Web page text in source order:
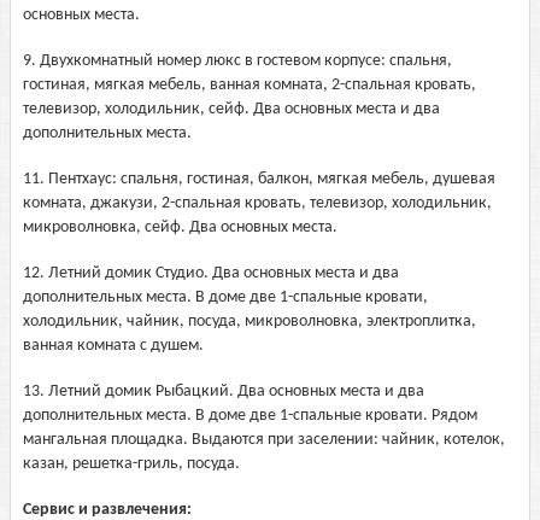
основных места.
9. Двухкомнатный номер люкс в гостевом корпусе: спальня,
гостиная, мягкая мебель, ванная комната, 2-спальная кровать,
телевизор, холодильник, сейф. Два основных места и два
дополнительных места.
11. Пентхаус: спальня, гостиная, балкон, мягкая мебель, душевая
комната, джакузи, 2-спальная кровать, телевизор, холодильник,
микроволновка, сейф. Два основных места.
12. Летний домик Студио. Два основных места и два
дополнительных места. В доме две 1-спальные кровати,
холодильник, чайник, посуда, микроволновка, электроплитка,
ванная комната с душем.
13. Летний домик Рыбацкий. Два основных места и два
дополнительных места. В доме две 1-спальные кровати. Рядом
мангальная площадка. Выдаются при заселении: чайник, котелок,
казан, решетка-гриль, посуда.
Сервис и развлечения: